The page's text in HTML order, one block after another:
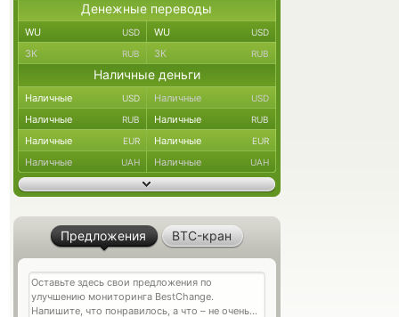
Денежные переводы
WU USD WU USD
ЗК RUB ЗК RUB
Наличные деньги
Наличные USD Наличные USD
Наличные RUB Наличные RUB
Наличные EUR Наличные EUR
Наличные UAH Наличные UAH
Предложения BTC-кран